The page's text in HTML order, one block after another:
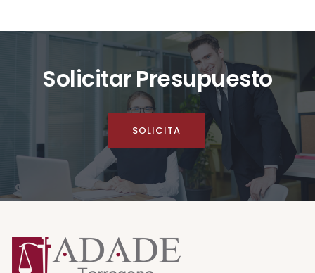
Solicitar Presupuesto
SOLICITA